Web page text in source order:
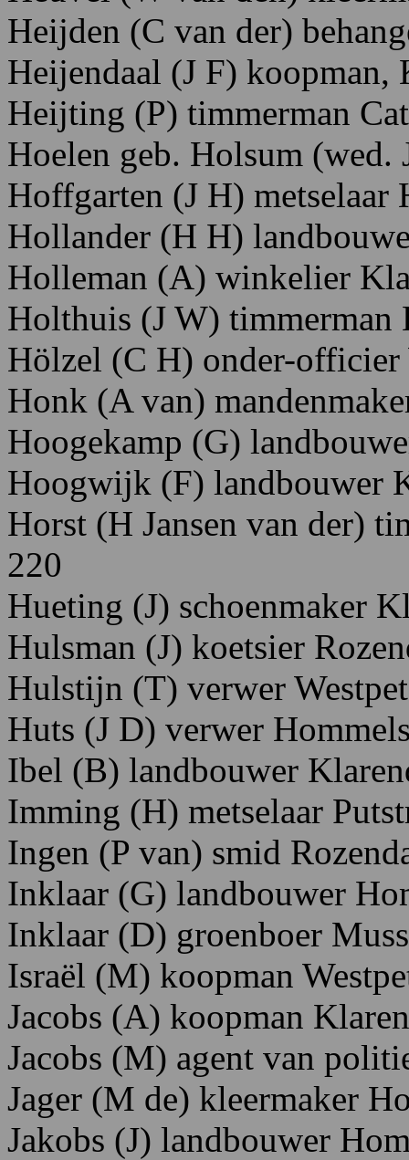
Heijden (C van der)
Heijendaal (J F) koopman,
Heijting (P) timmerman
Hoelen geb. Holsum (wed.
Hoffgarten (J H) metselaar
Hollander (H H)
Holleman (A) winkelier K
Holthuis (J W) timmerman
Hölzel (C H) onder-officier
Honk (A van)
Hoogekamp (G)
Hoogwijk (F) landbouwer
Horst (H Jansen van der)
220
Hueting (J) schoenmaker K
Hulsman (J) koetsier R
Hulstijn (T) verwer W
Huts (J D) verwer H
Ibel (B) landbouwer K
Imming (H) metselaar P
Ingen (P van) smid
Inklaar (G) landbouwer H
Inklaar (D) groenboer
Israël (M) koopman W
Jacobs (A) koopman K
Jacobs (M) agent van
Jager (M de) kleermaker H
Jakobs (J) landbouwer H